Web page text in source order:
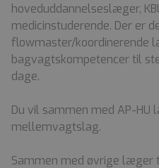
hoveduddannelseslæger,
medicinstuderende. Der er
flowmaster/koordinerende
bagvagtskompetencer til
dage.
Du vil sammen med AP-
mellemvagtslag.
Sammen med øvrige læger